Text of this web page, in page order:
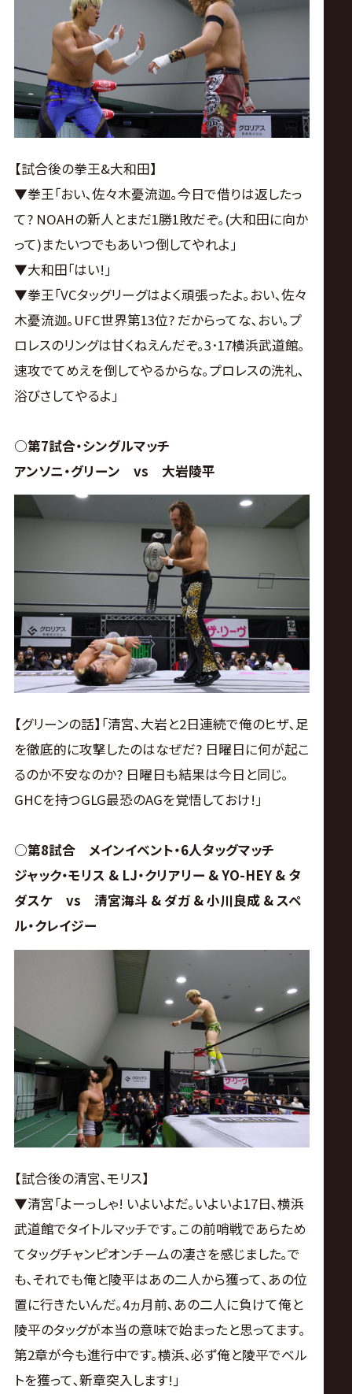
【試合後の拳王&大和田】
▼拳王｢おい､佐々木憂流迦｡今日で借りは返したっ
て? NOAHの新人とまだ1勝1敗だぞ｡(大和田に向か
って)またいつでもあいつ倒してやれよ｣
▼大和田｢はい!｣
▼拳王｢VCタッグリーグはよく頑張ったよ｡おい､佐々
木憂流迦｡UFC世界第13位? だからってな､おい｡プ
ロレスのリングは甘くねえんだぞ｡3･17横浜武道館｡
速攻でてめえを倒してやるからな｡プロレスの洗礼､
浴びさしてやるよ｣
○第7試合・シングルマッチ
アンソニ・グリーン vs 大岩陵平
【グリーンの話】｢清宮､大岩と2日連続で俺のヒザ､足
を徹底的に攻撃したのはなぜだ? 日曜日に何が起こ
るのか不安なのか? 日曜日も結果は今日と同じ｡
GHCを持つGLG最恐のAGを覚悟しておけ!｣
○第8試合 メインイベント・6人タッグマッチ
ジャック・モリス & LJ・クリアリー & YO-HEY & タ
ダスケ vs 清宮海斗 & ダガ & 小川良成 & スペ
ル・クレイジー
【試合後の清宮､モリス】
▼清宮｢よーっしゃ! いよいよだ｡いよいよ17日､横浜
武道館でタイトルマッチです｡この前哨戦であらため
てタッグチャンピオンチームの凄さを感じました｡で
も､それでも俺と陵平はあの二人から獲って､あの位
置に行きたいんだ｡4ヵ月前､あの二人に負けて俺と
陵平のタッグが本当の意味で始まったと思ってます｡
第2章が今も進行中です｡横浜､必ず俺と陵平でベル
トを獲って､新章突入します!｣